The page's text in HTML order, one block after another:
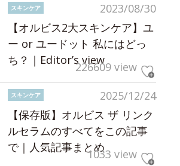
2023/08/30
スキンケア
【オルビス2大スキンケア】ユ
ー or ユードット 私にはどっ
ち？｜Editor’s view226609 view
2025/12/24
スキンケア
【保存版】オルビス ザ リンク
ルセラムのすべてをこの記事
で｜人気記事まとめ1033 view